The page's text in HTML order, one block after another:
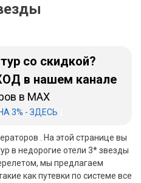
со скидкой?
в нашем канале
в MAX
3% - ЗДЕСЬ
. На этой странице вы
в недорогие отели 3* звезды
мы предлагаем
как путевки по системе все